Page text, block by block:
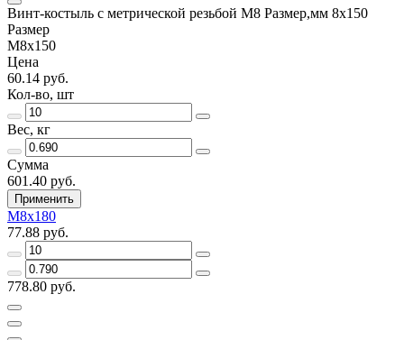
Винт-костыль с метрической резьбой М8 Размер,мм 8х150
Размер
М8х150
Цена
60.14 руб.
Кол-во, шт
Вес, кг
Сумма
601.40 руб.
Применить
М8х180
77.88 руб.
778.80 руб.